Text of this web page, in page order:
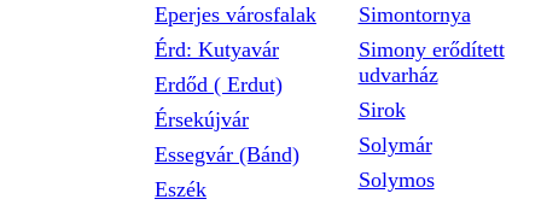
Eperjes városfalak
Érd: Kutyavár
Erdőd ( Erdut)
Érsekújvár
Essegvár (Bánd)
Eszék
Simontornya
Simony erődített
udvarház
Sirok
Solymár
Solymos